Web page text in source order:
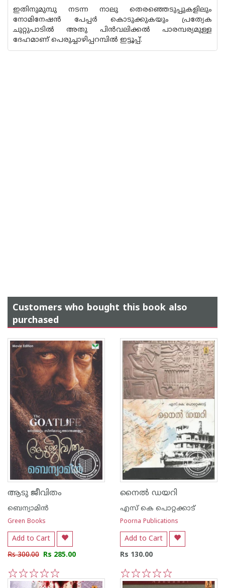
ഇതിനുമുമ്പു നടന്ന നാലു തെരഞ്ഞെടുപ്പുകളിലും
നോമിനേഷന്‍ പേപ്പര്‍ കൊടുക്കുകയും പ്രത്യേക
ചുറ്റുപാടില്‍ അതു പിന്‍വലിക്കല്‍ പാരമ്പര്യമുള്ള
ദേഹമാണ് പെരുച്ചാഴിപ്പറമ്പില്‍ ഇട്ടൂപ്പ്.
Customers who bought this book also
purchased
ആടു ജീവിതം
ബെന്യാമിന്‍
Green Books
Add to Cart
Rs 300.00 Rs 285.00
5
4
3
2
1
നൈല്‍ ഡയറി
എസ്‌ കെ പൊറ്റക്കാട്‌
Poorna Publications
Add to Cart
Rs 130.00
5
4
3
2
1